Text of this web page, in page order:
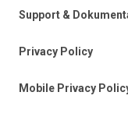
Support &
Privacy Policy
Mobile Privacy